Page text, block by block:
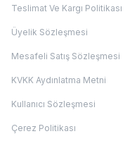
Teslimat Ve Kargı Politikası
Üyelik Sözleşmesi
Mesafeli Satış Sözleşmesi
KVKK Aydınlatma Metni
Kullanıcı Sözleşmesi
Çerez Politikası